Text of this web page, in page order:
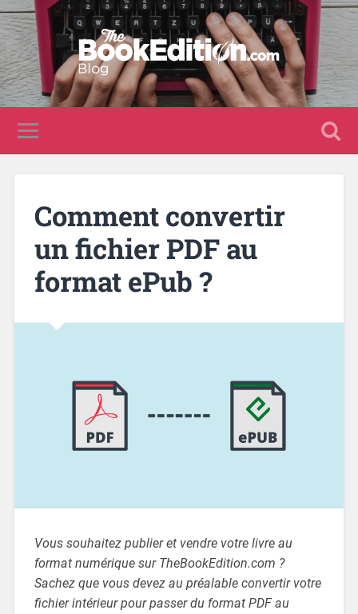
Comment convertir
un fichier PDF au
format ePub ?
Vous souhaitez publier et vendre votre livre au
format numérique sur TheBookEdition.com ?
Sachez que vous devez au préalable convertir votre
fichier intérieur pour passer du format PDF au